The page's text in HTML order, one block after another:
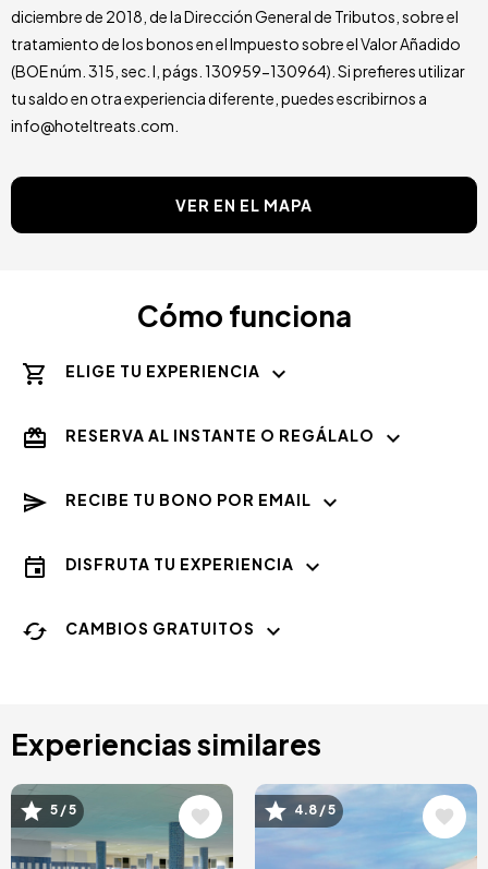
diciembre de 2018, de la Dirección General de Tributos, sobre el
tratamiento de los bonos en el Impuesto sobre el Valor Añadido
(BOE núm. 315, sec. I, págs. 130959-130964). Si prefieres utilizar
tu saldo en otra experiencia diferente, puedes escribirnos a
info@hoteltreats.com.
VER EN EL MAPA
Cómo funciona
ELIGE TU EXPERIENCIA
RESERVA AL INSTANTE O REGÁLALO
RECIBE TU BONO POR EMAIL
DISFRUTA TU EXPERIENCIA
CAMBIOS GRATUITOS
Experiencias similares
Image
5 / 5 Image
4.8 / 5